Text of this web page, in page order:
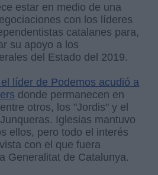
estar en medio de una
con los líderes
catalanes para,
su apoyo a los
del Estado del 2019.
líder de Podemos acudió a
donde permanecen en
otros, los "Jordis" y el
Iglesias mantuvo
ellos, pero todo el interés
con el que fuera
Generalitat de Catalunya.